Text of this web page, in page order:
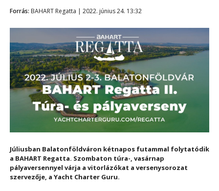
Forrás: BAHART Regatta | 2022. június 24. 13:32
Júliusban Balatonföldváron kétnapos futammal folytatódik
a BAHART Regatta. Szombaton túra-, vasárnap
pályaversennyel várja a vitorlázókat a versenysorozat
szervezője, a Yacht Charter Guru.